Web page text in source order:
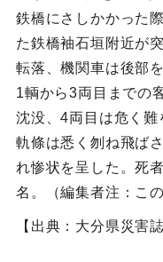
鉄橋にさしかかった
た鉄橋袖石垣附近が
転落、機関車は後部
1輌から3両目までの
沈没、4両目は危く
軌條は悉く刎ね飛ば
れ惨状を呈した。死
名。（編集者注：こ
【出典：大分県災害